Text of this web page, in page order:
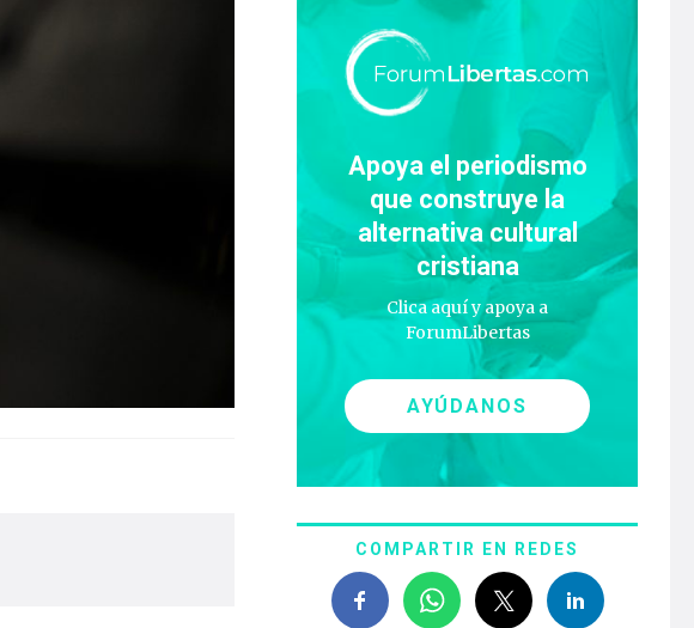
Apoya el periodismo
que construye la
alternativa cultural
cristiana
Clica aquí y apoya a
ForumLibertas
AYÚDANOS
COMPARTIR EN REDES